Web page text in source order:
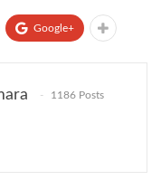
Google+
1186 Posts